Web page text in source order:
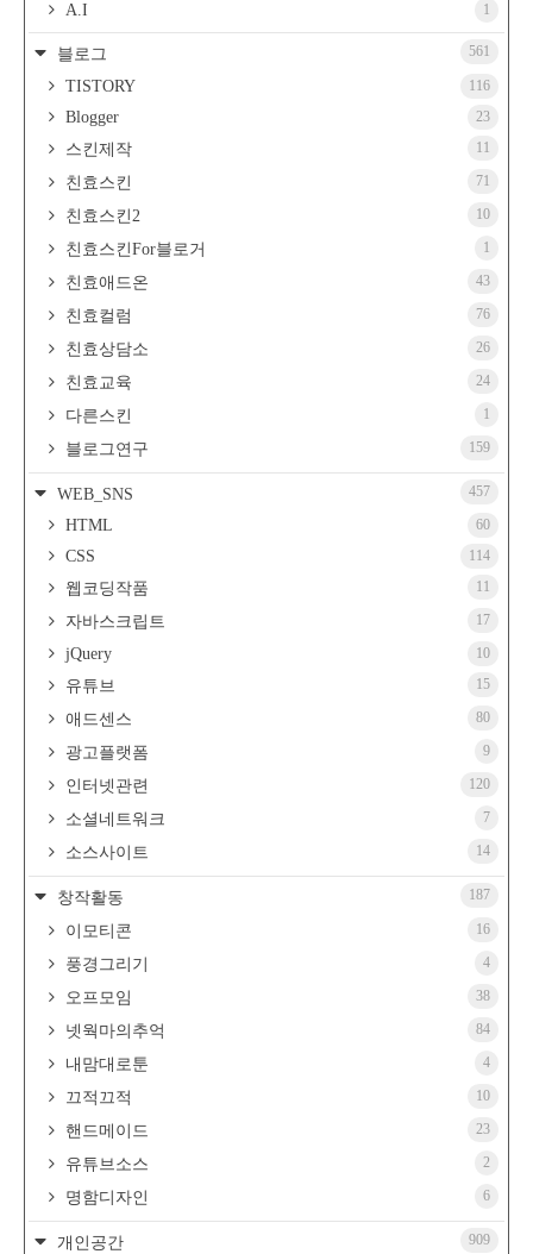
A.I 1
블로그 561
TISTORY 116
Blogger 23
스킨제작 11
친효스킨 71
친효스킨2 10
친효스킨For블로거 1
친효애드온 43
친효컬럼 76
친효상담소 26
친효교육 24
다른스킨 1
블로그연구 159
WEB_SNS 457
HTML 60
CSS 114
웹코딩작품 11
자바스크립트 17
jQuery 10
유튜브 15
애드센스 80
광고플랫폼 9
인터넷관련 120
소셜네트워크 7
소스사이트 14
창작활동 187
이모티콘 16
풍경그리기 4
오프모임 38
넷웍마의추억 84
내맘대로툰 4
끄적끄적 10
핸드메이드 23
유튜브소스 2
명함디자인 6
개인공간 909